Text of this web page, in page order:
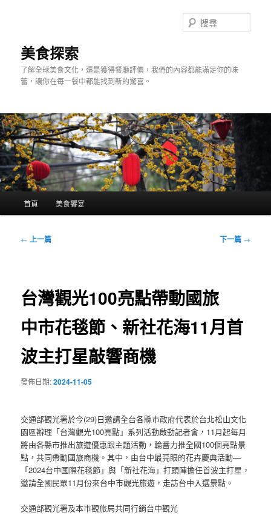
美食探索
了解全球美食文化，還是獲得餐廳評價，我們的內容都能滿足你的味
蕾，讓你在每一餐中都能找到新的驚喜。
尋
首頁 美食饗宴
文
← 上一篇 下一篇 →
台灣觀光100亮點帶動國旅
中市花毯節、新社花海11月首
波主打星敲響商機
發佈日期:2024-11-05
交通部觀光署於今(29)日邀請全台各縣市政府代表於台北松山文化
園區辦理「台灣觀光100亮點」系列活動啟動記者會，11月起每月
將由各縣市推出旅遊優惠跟主題活動，輪番力推全國100個亮點景
點，共同帶動國旅商機。其中，由台中最亮眼的花卉慶典活動—
「2024台中國際花毯節」與「新社花海」打頭陣擔任首波主打星，
邀請全國民眾11月份來台中市觀光旅遊，走訪台中入選景點。
交通部觀光署及本市觀旅局共同行銷台中觀光